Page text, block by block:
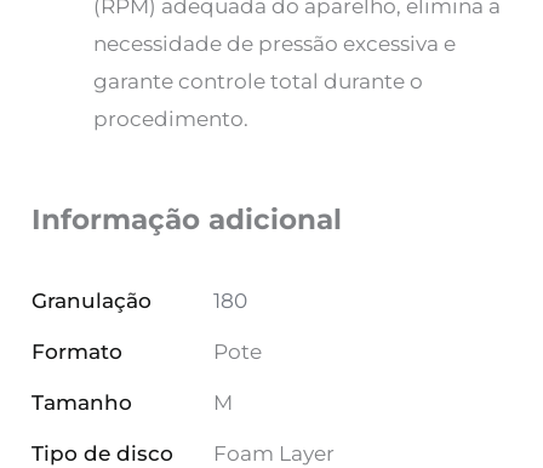
(RPM) adequada do aparelho, elimina a
necessidade de pressão excessiva e
garante controle total durante o
procedimento.
Informação adicional
Granulação 180
Formato Pote
Tamanho M
Tipo de disco Foam Layer